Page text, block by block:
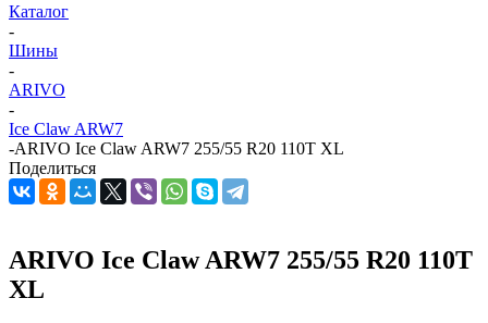
Каталог
-
Шины
-
ARIVO
-
Ice Claw ARW7
-ARIVO Ice Claw ARW7 255/55 R20 110T XL
Поделиться
ARIVO Ice Claw ARW7 255/55 R20 110T
XL